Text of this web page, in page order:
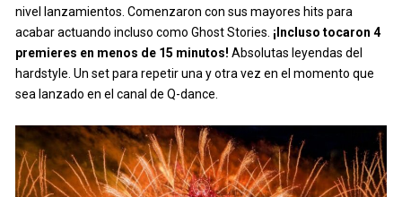
nivel lanzamientos. Comenzaron con sus mayores hits para
acabar actuando incluso como Ghost Stories. ¡Incluso tocaron 4
premieres en menos de 15 minutos! Absolutas leyendas del
hardstyle. Un set para repetir una y otra vez en el momento que
sea lanzado en el canal de Q-dance.